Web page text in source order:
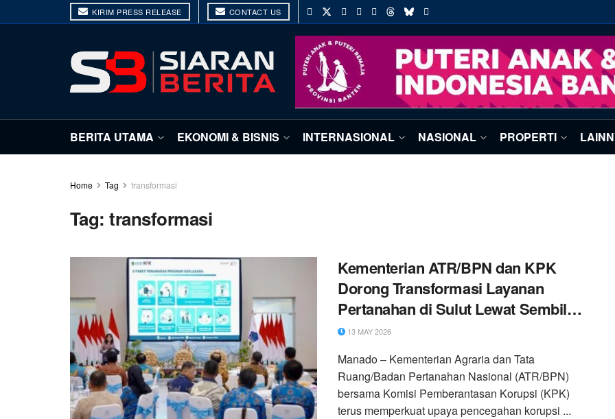
KIRIM PRESS RELEASE CONTACT US
BERITA UTAMA EKONOMI & BISNIS INTERNASIONAL NASIONAL PROPERTI
Home Tag transformasi
Tag:transformasi
Kementerian ATR/BPN dan KPK
Dorong Transformasi Layanan
Pertanahan di Sulut Lewat Sembilan
Program Strategis
13 MAY 2026
Manado – Kementerian Agraria dan Tata
Ruang/Badan Pertanahan Nasional (ATR/BPN)
bersama Komisi Pemberantasan Korupsi (KPK)
terus memperkuat upaya pencegahan korupsi ...